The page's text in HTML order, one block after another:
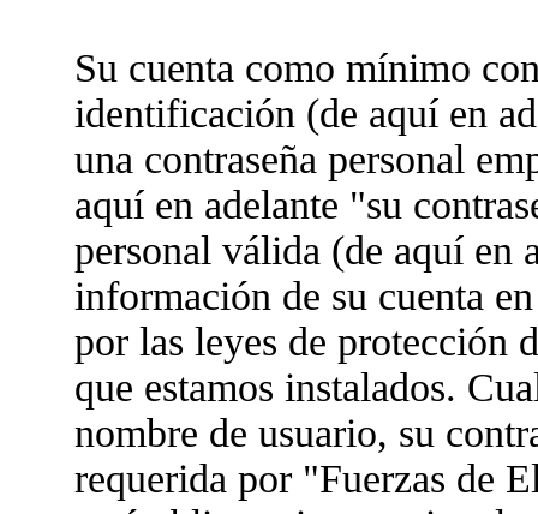
Su cuenta como mínimo
identificación (de aquí en
una contraseña personal
aquí en adelante "su
personal válida (de aquí en
información de su cuenta
por las leyes de protección
que estamos instalados.
nombre de usuario, su
requerida por "Fuerzas de